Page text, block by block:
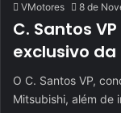
VMotores 8 de
C. Santos
exclusivo
O C. Santos VP,
Mitsubishi, além de